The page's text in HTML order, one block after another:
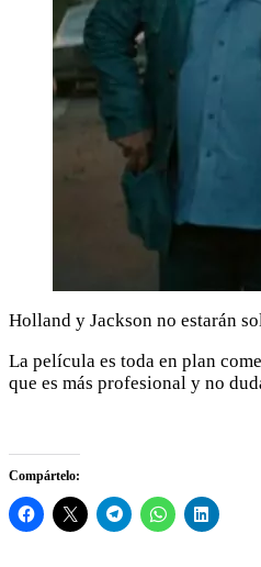
Holland y Jackson no estarán
La película es toda en plan
que es más profesional y no
Compártelo: